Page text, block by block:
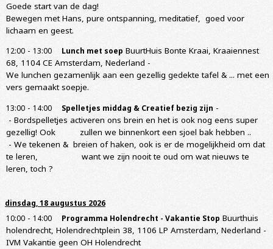
Goede start van de dag!
Bewegen met Hans, pure ontspanning, meditatief, goed voor
lichaam en geest.
12:00 - 13:00 Lunch met soep BuurtHuis Bonte Kraai, Kraaiennest
68, 1104 CE Amsterdam, Nederland -
We lunchen gezamenlijk aan een gezellig gedekte tafel & ... met een
vers gemaakt soepje.
13:00 - 14:00 Spelletjes middag & Creatief bezig zijn -
- Bordspelletjes activeren ons brein en het is ook nog eens super
gezellig! Ook zullen we binnenkort een sjoel bak hebben ..
- We tekenen & breien of haken, ook is er de mogelijkheid om dat
te leren, want we zijn nooit te oud om wat nieuws te
leren, toch ?
dinsdag, 18 augustus 2026
10:00 - 14:00 Programma Holendrecht - Vakantie Stop Buurthuis
holendrecht, Holendrechtplein 38, 1106 LP Amsterdam, Nederland -
IVM Vakantie geen OH Holendrecht